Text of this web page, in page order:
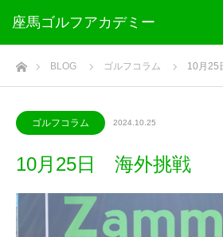
座馬ゴルフアカデミー
ホームBLOG ゴルフコラム 10月
ゴルフコラム 2024.10.25
10月25日 海外挑戦